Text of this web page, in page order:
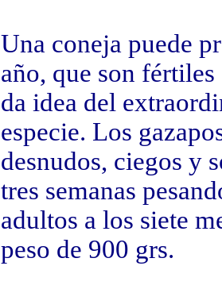
Una coneja puede
año, que son
da idea del
especie. Los
desnudos, ciegos y
tres semanas
adultos a los siete
peso de 900 grs.